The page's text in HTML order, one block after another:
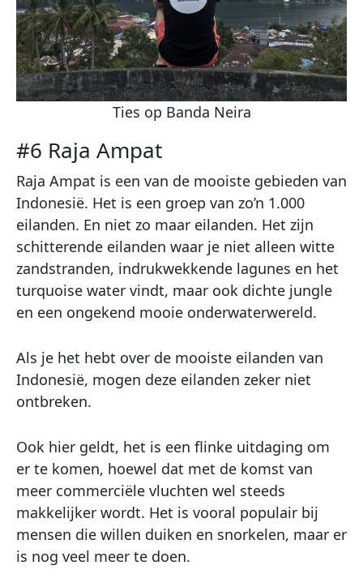
Ties op Banda Neira
#6 Raja Ampat
Raja Ampat is een van de mooiste gebieden van
Indonesië. Het is een groep van zo’n 1.000
eilanden. En niet zo maar eilanden. Het zijn
schitterende eilanden waar je niet alleen witte
zandstranden, indrukwekkende lagunes en het
turquoise water vindt, maar ook dichte jungle
en een ongekend mooie onderwaterwereld.
Als je het hebt over de mooiste eilanden van
Indonesië, mogen deze eilanden zeker niet
ontbreken.
Ook hier geldt, het is een flinke uitdaging om
er te komen, hoewel dat met de komst van
meer commerciële vluchten wel steeds
makkelijker wordt. Het is vooral populair bij
mensen die willen duiken en snorkelen, maar er
is nog veel meer te doen.